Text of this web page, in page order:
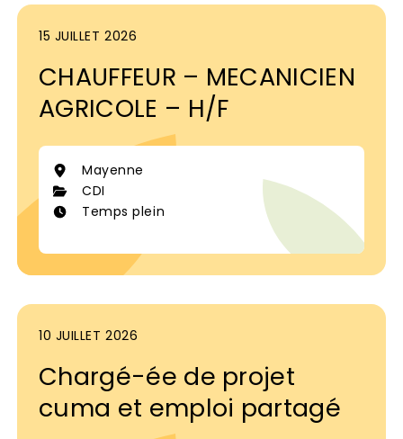
15 JUILLET 2026
CHAUFFEUR – MECANICIEN
AGRICOLE – H/F
Mayenne
CDI
Temps plein
10 JUILLET 2026
Chargé-ée de projet
cuma et emploi partagé